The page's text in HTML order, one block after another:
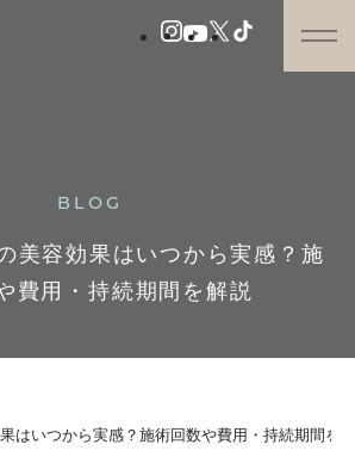
BLOG
美容効果はいつから実感？施
費用・持続期間を解説
はいつから実感？施術回数や費用・持続期間を